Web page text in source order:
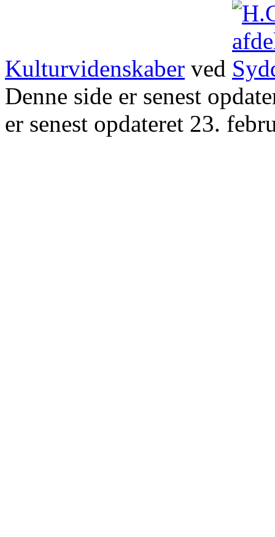
Kulturvidenskaber ved
Denne side er senest
er senest opdateret 23.